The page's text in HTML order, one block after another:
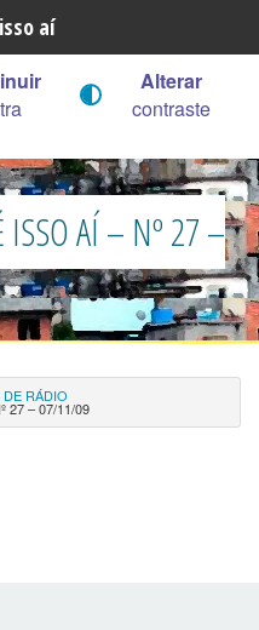
aí
Alterar
contraste
ISSO AÍ – Nº 27 –
RÁDIO
27 – 07/11/09